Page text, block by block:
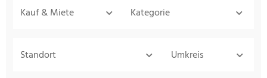
Kauf & Miete Kategorie
Standort Umkreis